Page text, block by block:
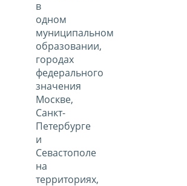
в
одном
муниципальном
образовании,
городах
федерального
значения
Москве,
Санкт-
Петербурге
и
Севастополе
на
территориях,